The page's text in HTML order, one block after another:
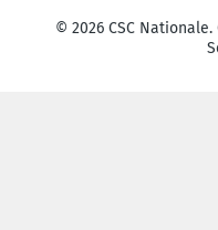
© 2026 CSC